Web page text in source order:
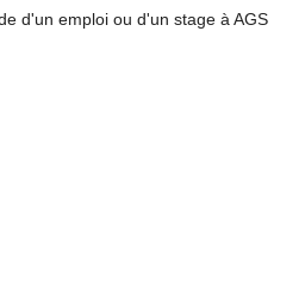
d'un emploi ou d'un stage à AGS